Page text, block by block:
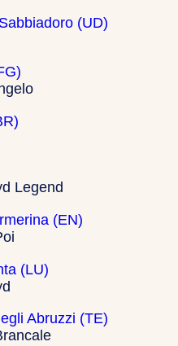
(UD)
Legend
(EN)
(LU)
Abruzzi (TE)